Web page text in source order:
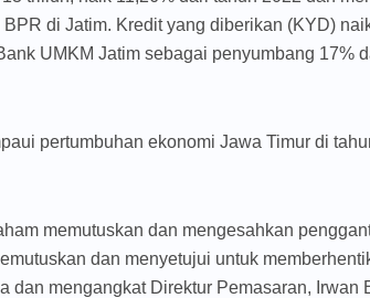
di Jatim. Kredit yang diberikan (KYD)
UMKM Jatim sebagai penyumbang 17%
pertumbuhan ekonomi Jawa Timur di
memutuskan dan mengesahkan
dan menyetujui untuk
dan mengangkat Direktur Pemasaran, Irwan